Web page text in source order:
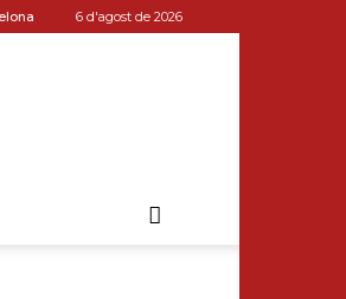
6 d'agost de 2026